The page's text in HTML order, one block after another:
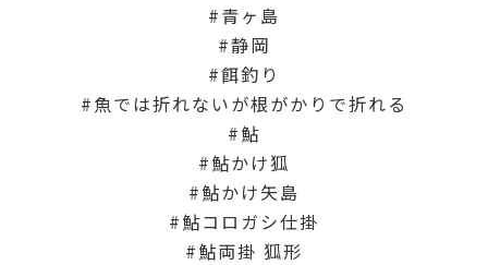
青ヶ島
静岡
餌釣り
魚では折れないが根がかりで折れる
鮎
鮎かけ狐
鮎かけ矢島
鮎コロガシ仕掛
鮎両掛 狐形